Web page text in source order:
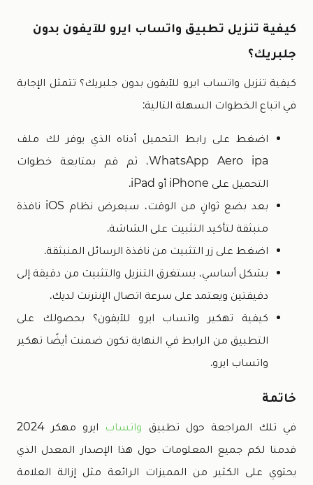
كيفية تنزيل تطبيق واتساب ايرو للآيفون بدون
جلبريك؟
كيفية تنزيل واتساب ايرو للآيفون بدون جلبريك؟ تتمثل الإجابة
في اتباع الخطوات السهلة التالية:
اضغط على رابط التحميل أدناه الذي يوفر لك ملف
WhatsApp Aero ipa، ثم قم بمتابعة خطوات
التحميل على iPhone أو iPad.
بعد بضع ثوانٍ من الوقت، سيعرض نظام iOS نافذة
منبثقة لتأكيد التثبيت على الشاشة.
اضغط على زر التثبيت من نافذة الرسائل المنبثقة.
بشكل أساسي، يستغرق التنزيل والتثبيت من دقيقة إلى
دقيقتين ويعتمد على سرعة اتصال الإنترنت لديك.
كيفية تهكير واتساب ايرو للآيفون؟ بحصولك على
التطبيق من الرابط في النهاية تكون ضمنت أيضًا تهكير
واتساب ايرو.
خاتمة
في تلك المراجعة حول تطبيق واتساب
ايرو مهكر 2024
قدمنا لكم جميع المعلومات حول هذا الإصدار المعدل الذي
يحتوي على الكثير من المميزات الرائعة مثل إزالة العلامة